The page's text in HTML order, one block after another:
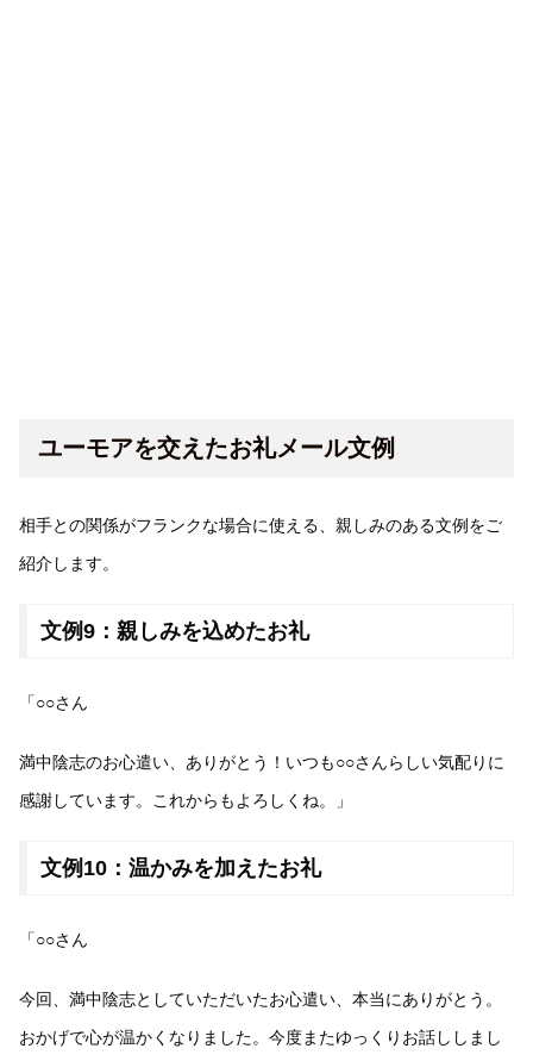
ユーモアを交えたお礼メール文例
相手との関係がフランクな場合に使える、親しみのある文例をご
紹介します。
文例9：親しみを込めたお礼
「○○さん
満中陰志のお心遣い、ありがとう！いつも○○さんらしい気配りに
感謝しています。これからもよろしくね。」
文例10：温かみを加えたお礼
「○○さん
今回、満中陰志としていただいたお心遣い、本当にありがとう。
おかげで心が温かくなりました。今度またゆっくりお話ししまし